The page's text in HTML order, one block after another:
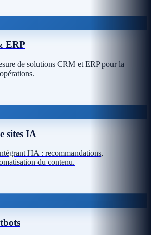
ERP
de solutions CRM et ERP pour la
sites IA
l'IA : recommandations,
du contenu.